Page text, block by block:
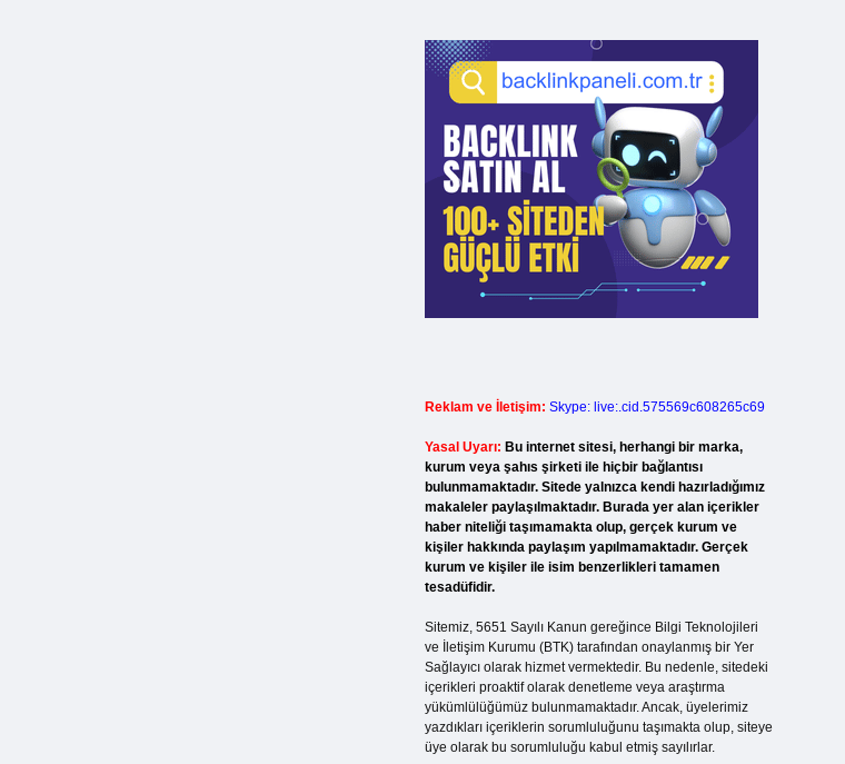
Reklam ve İletişim: Skype: live:.cid.575569c608265c69
Yasal Uyarı: Bu internet sitesi, herhangi bir marka,
kurum veya şahıs şirketi ile hiçbir bağlantısı
bulunmamaktadır. Sitede yalnızca kendi hazırladığımız
makaleler paylaşılmaktadır. Burada yer alan içerikler
haber niteliği taşımamakta olup, gerçek kurum ve
kişiler hakkında paylaşım yapılmamaktadır. Gerçek
kurum ve kişiler ile isim benzerlikleri tamamen
tesadüfidir.
Sitemiz, 5651 Sayılı Kanun gereğince Bilgi Teknolojileri
ve İletişim Kurumu (BTK) tarafından onaylanmış bir Yer
Sağlayıcı olarak hizmet vermektedir. Bu nedenle, sitedeki
içerikleri proaktif olarak denetleme veya araştırma
yükümlülüğümüz bulunmamaktadır. Ancak, üyelerimiz
yazdıkları içeriklerin sorumluluğunu taşımakta olup, siteye
üye olarak bu sorumluluğu kabul etmiş sayılırlar.